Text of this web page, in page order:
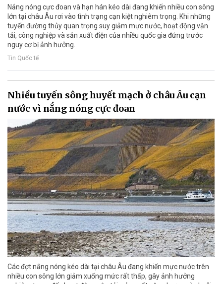
Nắng nóng cực đoan và hạn hán kéo dài đang khiến nhiều con sông
lớn tại châu Âu rơi vào tình trạng cạn kiệt nghiêm trọng. Khi những
tuyến đường thủy quan trọng suy giảm mực nước, hoạt động vận
tải, công nghiệp và sản xuất điện của nhiều quốc gia đứng trước
nguy cơ bị ảnh hưởng.
Tin Quốc tế
Nhiều tuyến sông huyết mạch ở châu Âu cạn
nước vì nắng nóng cực đoan
Các đợt nắng nóng kéo dài tại châu Âu đang khiến mực nước trên
nhiều con sông lớn giảm xuống mức rất thấp, gây ảnh hưởng